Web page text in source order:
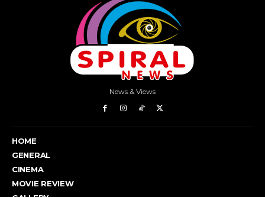
News & Views
HOME
GENERAL
CINEMA
MOVIE REVIEW